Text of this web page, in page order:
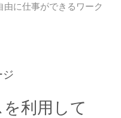
に仕事ができるワーク
ジ
利用して